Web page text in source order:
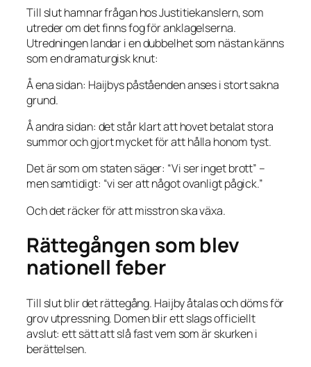
Till slut hamnar frågan hos Justitiekanslern, som
utreder om det finns fog för anklagelserna.
Utredningen landar i en dubbelhet som nästan känns
som en dramaturgisk knut:
Å ena sidan: Haijbys påståenden anses i stort sakna
grund.
Å andra sidan: det står klart att hovet betalat stora
summor och gjort mycket för att hålla honom tyst.
Det är som om staten säger: “Vi ser inget brott” –
men samtidigt: “vi ser att något ovanligt pågick.”
Och det räcker för att misstron ska växa.
Rättegången som blev
nationell feber
Till slut blir det rättegång. Haijby åtalas och döms för
grov utpressning. Domen blir ett slags officiellt
avslut: ett sätt att slå fast vem som är skurken i
berättelsen.